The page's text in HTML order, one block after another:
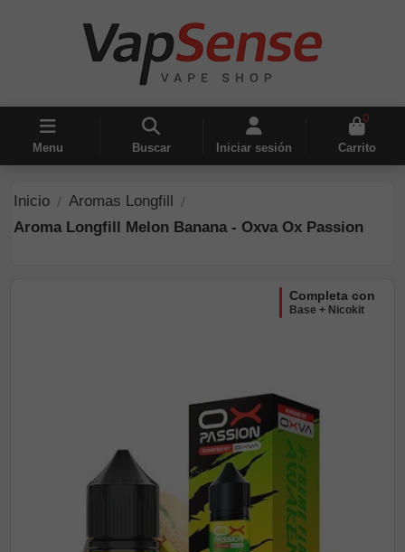
Menu Buscar Iniciar sesión
0
Carrito
Inicio
Aromas Longfill
Aroma Longfill Melon Banana - Oxva Ox Passion
completa con
Base + Nicokit